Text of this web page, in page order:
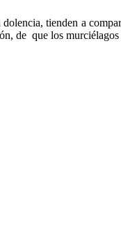
tienden a
de que los